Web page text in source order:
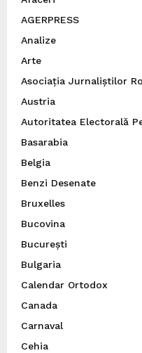
AGERPRESS
Analize
Arte
Asociația Jurnaliștilor
Austria
Autoritatea Electorală
Basarabia
Belgia
Benzi Desenate
Bruxelles
Bucovina
București
Bulgaria
Calendar Ortodox
Canada
Carnaval
Cehia